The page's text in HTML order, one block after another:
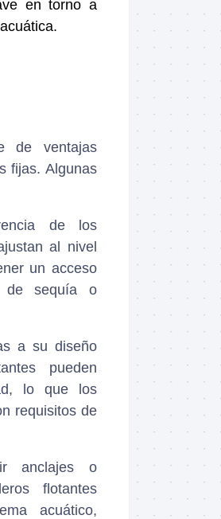
en torno a
de ventajas
fijas. Algunas
de los
al nivel
un acceso
de sequía o
a su diseño
pueden
lo que los
requisitos de
anclajes o
flotantes
acuático,